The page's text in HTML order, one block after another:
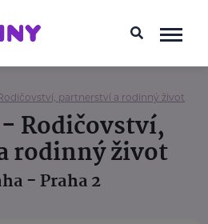
partnerství a rodinný život
Rodičovství,
rodinný život
- Praha 2